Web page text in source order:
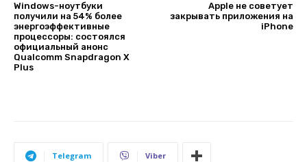
Windows-ноутбуки
получили на 54% более
энергоэффективные
процессоры: состоялся
официальный анонс
Qualcomm Snapdragon X
Plus
Apple не советует
закрывать приложения на
iPhone
Telegram Viber